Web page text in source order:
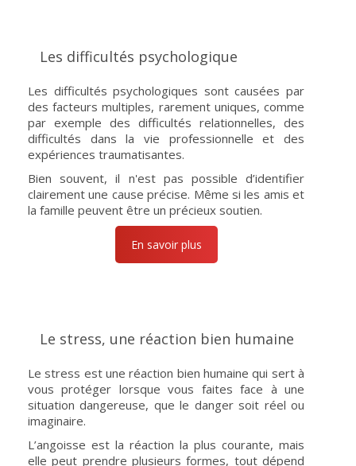
Les difficultés psychologique
Les difficultés psychologiques sont causées par
des facteurs multiples, rarement uniques, comme
par exemple des difficultés relationnelles, des
difficultés dans la vie professionnelle et des
expériences traumatisantes.
Bien souvent, il n'est pas possible d’identifier
clairement une cause précise. Même si les amis et
la famille peuvent être un précieux soutien.
En savoir plus
Le stress, une réaction bien humaine
Le stress est une réaction bien humaine qui sert à
vous protéger lorsque vous faites face à une
situation dangereuse, que le danger soit réel ou
imaginaire.
L’angoisse est la réaction la plus courante, mais
elle peut prendre plusieurs formes, tout dépend